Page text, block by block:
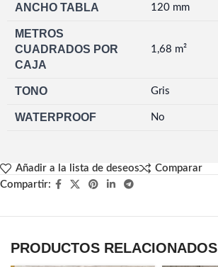
ANCHO TABLA 120 mm
METROS
CUADRADOS POR
CAJA
1,68 m²
TONO Gris
WATERPROOF No
Añadir a la lista de deseos
Comparar
Compartir:
PRODUCTOS RELACIONADOS